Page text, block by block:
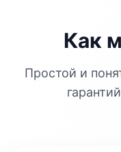
Как
Простой и